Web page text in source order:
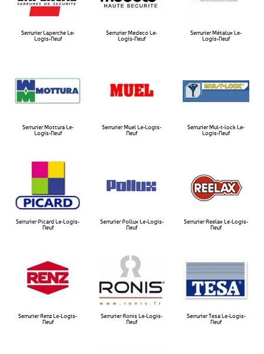
Serrurier Laperche Le-
Logis-Neuf​
Serrurier Medeco Le-
Logis-Neuf​
Serrurier Métalux Le-
Logis-Neuf​
Serrurier Mottura Le-
Logis-Neuf​
Serrurier Muel Le-Logis-
Neuf​
Serrurier Mul-t-lock Le-
Logis-Neuf​
Serrurier Picard Le-Logis-
Neuf
Serrurier Pollux Le-Logis-
Neuf​
Serrurier Reelax Le-Logis-
Neuf​
Serrurier Renz Le-Logis-
Neuf
Serrurier Ronis Le-Logis-
Neuf
Serrurier Tesa Le-Logis-
Neuf